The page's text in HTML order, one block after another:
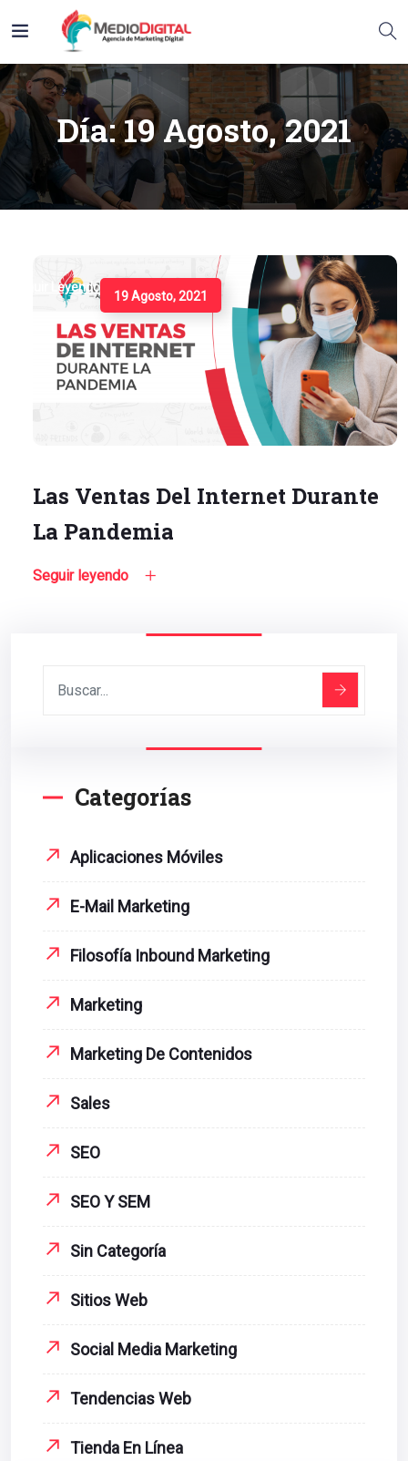
Día:19 Agosto, 2021
Seguir Leyendo
19 Agosto, 2021
Las Ventas Del Internet Durante
La Pandemia
Seguir leyendo
Categorías
Aplicaciones Móviles
E-Mail Marketing
Filosofía Inbound Marketing
Marketing
Marketing De Contenidos
Sales
SEO
SEO Y SEM
Sin Categoría
Sitios Web
Social Media Marketing
Tendencias Web
Tienda En Línea